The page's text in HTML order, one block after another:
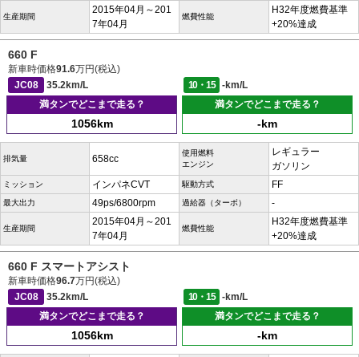
生産期間
2015年04月～201
7年04月
燃費性能
H32年度燃費基準
+20%達成
660 F
新車時価格91.6万円(税込)
JC08
35.2km/L 10・15
-km/L
満タンでどこまで走る？
1056km
満タンでどこまで走る？
-km
排気量 658cc
使用燃料
エンジン
レギュラー
ガソリン
ミッション インパネCVT 駆動方式 FF
最大出力 49ps/6800rpm 過給器（ターボ） -
生産期間
2015年04月～201
7年04月
燃費性能
H32年度燃費基準
+20%達成
660 F スマートアシスト
新車時価格96.7万円(税込)
JC08
35.2km/L 10・15
-km/L
満タンでどこまで走る？
1056km
満タンでどこまで走る？
-km